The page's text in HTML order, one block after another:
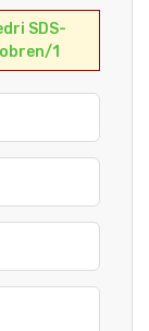
SDS-
1